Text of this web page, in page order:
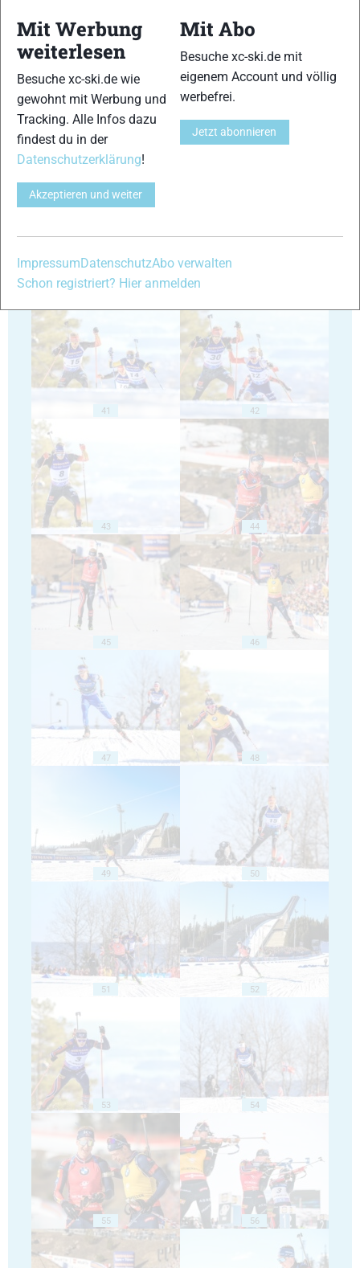
36
41 42
43 44
45 46
47 48
49 50
51 52
53 54
55 56
Mit Werbung
weiterlesen
Besuche xc-ski.de wie
gewohnt mit Werbung und
Tracking. Alle Infos dazu
findest du in der
Datenschutzerklärung!
Akzeptieren und weiter
Mit Abo
Besuche xc-ski.de mit
eigenem Account und völlig
werbefrei.
Jetzt abonnieren
ImpressumDatenschutzAbo verwalten
Schon registriert? Hier anmelden